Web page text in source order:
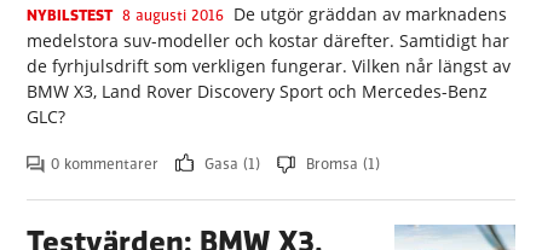
NYBILSTEST 8 augusti 2016 De utgör gräddan av marknadens
medelstora suv-modeller och kostar därefter. Samtidigt har
de fyrhjulsdrift som verkligen fungerar. Vilken når längst av
BMW X3, Land Rover Discovery Sport och Mercedes-Benz
GLC?
0 kommentarer Gasa (1) Bromsa (1)